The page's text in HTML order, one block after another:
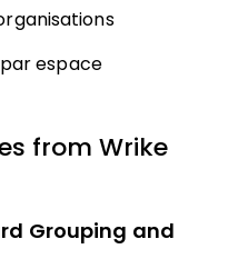
par espace
from Wrike
Grouping and